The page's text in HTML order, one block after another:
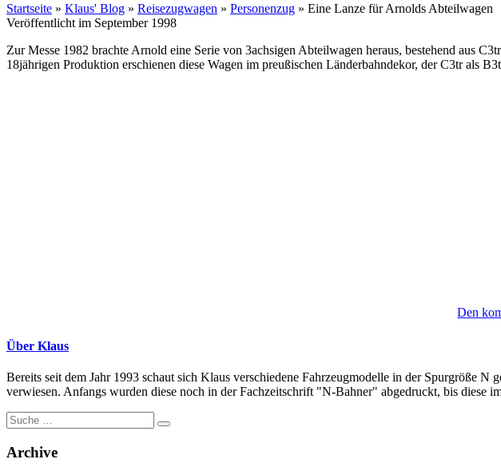
Startseite » Klaus' Blog » Reisezugwagen » Personenzug » Eine Lanze für Arnolds Abteilwagen
Veröffentlicht im September 1998
Zur Messe 1982 brachte Arnold eine Serie von 3achsigen Abteilwagen heraus, bestehend aus
18jährigen Produktion erschienen diese Wagen im preußischen Länderbahndekor, der C3tr als
Den
Über Klaus
Bereits seit dem Jahr 1993 schaut sich Klaus verschiedene Fahrzeugmodelle in der Spurgröße
verwiesen. Anfangs wurden diese noch in der Fachzeitschrift "N-Bahner" abgedruckt, bis diese
Suche
nach:
Archive